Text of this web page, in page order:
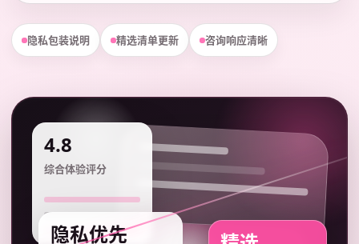
隐私包装说明 精选清单更新 咨询响应清晰
4.8
综合体验评分
隐私优先